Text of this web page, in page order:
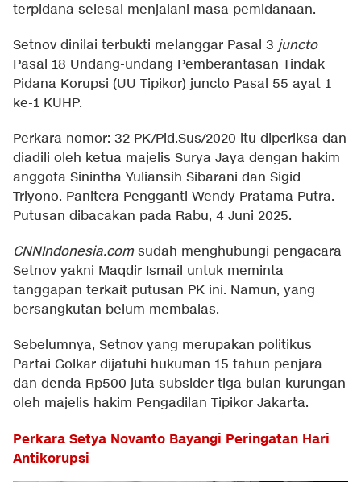
terpidana selesai menjalani masa pemidanaan.
Setnov dinilai terbukti melanggar Pasal 3 juncto
Pasal 18 Undang-undang Pemberantasan Tindak
Pidana Korupsi (UU Tipikor) juncto Pasal 55 ayat 1
ke-1 KUHP.
Perkara nomor: 32 PK/Pid.Sus/2020 itu diperiksa dan
diadili oleh ketua majelis Surya Jaya dengan hakim
anggota Sinintha Yuliansih Sibarani dan Sigid
Triyono. Panitera Pengganti Wendy Pratama Putra.
Putusan dibacakan pada Rabu, 4 Juni 2025.
CNNIndonesia.comsudah menghubungi pengacara
Setnov yakni Maqdir Ismail untuk meminta
tanggapan terkait putusan PK ini. Namun, yang
bersangkutan belum membalas.
Sebelumnya, Setnov yang merupakan politikus
Partai Golkar dijatuhi hukuman 15 tahun penjara
dan denda Rp500 juta subsider tiga bulan kurungan
oleh majelis hakim Pengadilan Tipikor Jakarta.
Perkara Setya Novanto Bayangi Peringatan Hari
Antikorupsi